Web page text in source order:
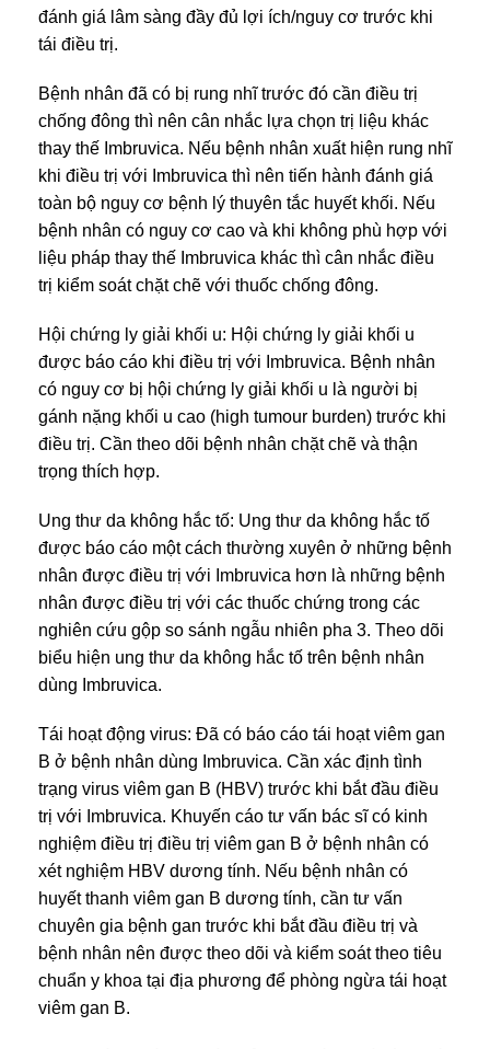
đánh giá lâm sàng đầy đủ lợi ích/nguy cơ trước khi
tái điều trị.
Bệnh nhân đã có bị rung nhĩ trước đó cần điều trị
chống đông thì nên cân nhắc lựa chọn trị liệu khác
thay thế Imbruvica. Nếu bệnh nhân xuất hiện rung nhĩ
khi điều trị với Imbruvica thì nên tiến hành đánh giá
toàn bộ nguy cơ bệnh lý thuyên tắc huyết khối. Nếu
bệnh nhân có nguy cơ cao và khi không phù hợp với
liệu pháp thay thế Imbruvica khác thì cân nhắc điều
trị kiểm soát chặt chẽ với thuốc chống đông.
Hội chứng ly giải khối u: Hội chứng ly giải khối u
được báo cáo khi điều trị với Imbruvica. Bệnh nhân
có nguy cơ bị hội chứng ly giải khối u là người bị
gánh nặng khối u cao (high tumour burden) trước khi
điều trị. Cần theo dõi bệnh nhân chặt chẽ và thận
trọng thích hợp.
Ung thư da không hắc tố: Ung thư da không hắc tố
được báo cáo một cách thường xuyên ở những bệnh
nhân được điều trị với Imbruvica hơn là những bệnh
nhân được điều trị với các thuốc chứng trong các
nghiên cứu gộp so sánh ngẫu nhiên pha 3. Theo dõi
biểu hiện ung thư da không hắc tố trên bệnh nhân
dùng Imbruvica.
Tái hoạt động virus: Đã có báo cáo tái hoạt viêm gan
B ở bệnh nhân dùng Imbruvica. Cần xác định tình
trạng virus viêm gan B (HBV) trước khi bắt đầu điều
trị với Imbruvica. Khuyến cáo tư vấn bác sĩ có kinh
nghiệm điều trị điều trị viêm gan B ở bệnh nhân có
xét nghiệm HBV dương tính. Nếu bệnh nhân có
huyết thanh viêm gan B dương tính, cần tư vấn
chuyên gia bệnh gan trước khi bắt đầu điều trị và
bệnh nhân nên được theo dõi và kiểm soát theo tiêu
chuẩn y khoa tại địa phương để phòng ngừa tái hoạt
viêm gan B.